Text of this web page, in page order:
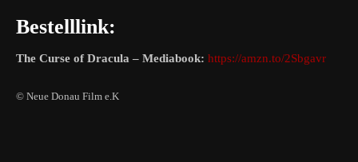
Bestelllink:
The Curse of Dracula – Mediabook: https://amzn.to/2Sbgavr
© Neue Donau Film e.K